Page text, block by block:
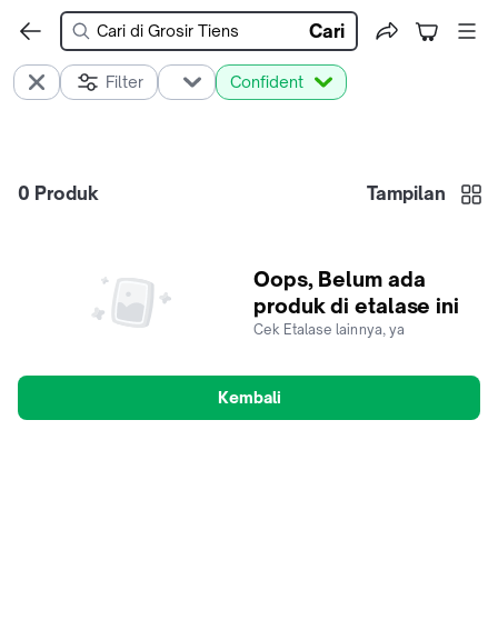
Cari
Filter Confident
0 Produk Tampilan
Oops, Belum ada
produk di etalase ini
Cek Etalase lainnya, ya
Kembali